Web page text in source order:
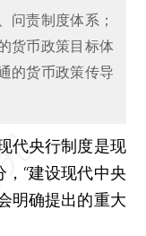
问责制度体系；
货币政策目标体
的货币政策传导
代央行制度是现
“建设现代中央
明确提出的重大